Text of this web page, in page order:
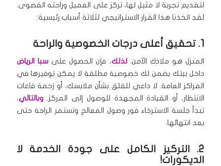
لتقديم تجربة لا مثيل لها، تركز على العميل وراحته القصوى.
لقد اتخذنا هذا القرار الاستراتيجي لثلاثة أسباب رئيسية:
1. تحقيق أعلى درجات الخصوصية والراحة
المنزل هو ملاذك الآمن.لذلك، فإن الحصول علىسبا الرياض
داخل بيتك يضمن لك خصوصية مطلقة لا يمكن توفيرها في
المراكز العامة. لا داعي للقلق بشأن ملابسك، أو زحمة قاعات
الانتظار، أو القيادة المجهدة للوصول إلى المركز.وبالتالي،
تبدأ جلسة الاسترخاء فور وصول المعالج وتستمر الراحة حتى
بعد انتهائها.
2. التركيز الكامل على جودة الخدمة لا
الديكورات!